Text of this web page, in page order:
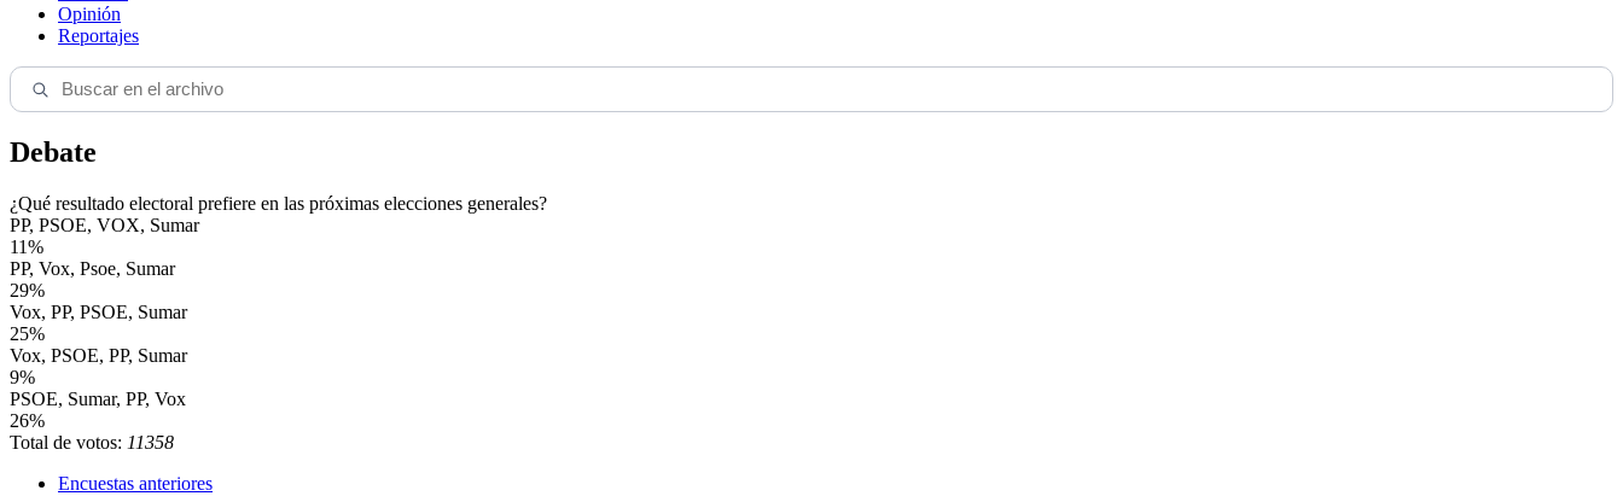
Opinión
Reportajes
Debate
¿Qué resultado electoral prefiere en las próximas elecciones generales?
PP, PSOE, VOX, Sumar
11%
PP, Vox, Psoe, Sumar
29%
Vox, PP, PSOE, Sumar
25%
Vox, PSOE, PP, Sumar
9%
PSOE, Sumar, PP, Vox
26%
Total de votos: 11358
Encuestas anteriores